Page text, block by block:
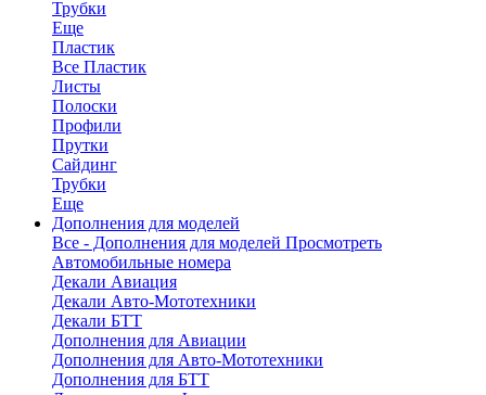
Трубки
Еще
Пластик
Все Пластик
Листы
Полоски
Профили
Прутки
Сайдинг
Трубки
Еще
Дополнения для моделей
Все - Дополнения для моделей Просмотреть
Автомобильные номера
Декали Авиация
Декали Авто-Мототехники
Декали БТТ
Дополнения для Авиации
Дополнения для Авто-Мототехники
Дополнения для БТТ